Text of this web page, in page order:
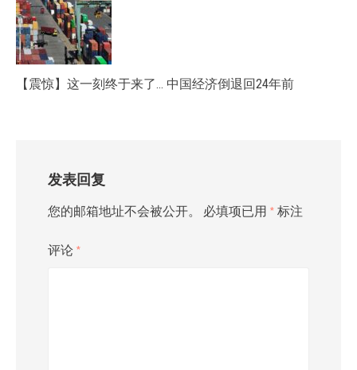
【震惊】这一刻终于来了… 中国经济倒退回24年前
发表回复
您的邮箱地址不会被公开。 必填项已用 * 标注
评论 *